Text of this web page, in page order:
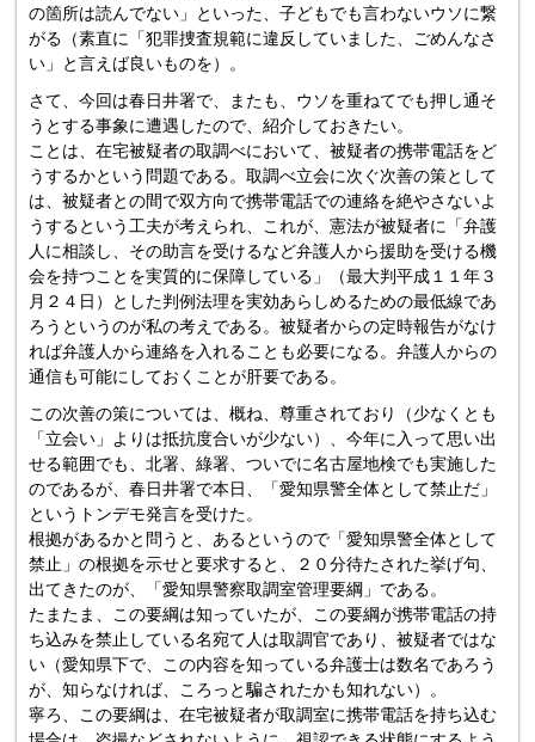
の箇所は読んでない」といった、子どもでも言わないウソに繋
がる（素直に「犯罪捜査規範に違反していました、ごめんなさ
い」と言えば良いものを）。
さて、今回は春日井署で、またも、ウソを重ねてでも押し通そ
うとする事象に遭遇したので、紹介しておきたい。
ことは、在宅被疑者の取調べにおいて、被疑者の携帯電話をど
うするかという問題である。取調べ立会に次ぐ次善の策として
は、被疑者との間で双方向で携帯電話での連絡を絶やさないよ
うするという工夫が考えられ、これが、憲法が被疑者に「弁護
人に相談し、その助言を受けるなど弁護人から援助を受ける機
会を持つことを実質的に保障している」（最大判平成１１年３
月２４日）とした判例法理を実効あらしめるための最低線であ
ろうというのが私の考えである。被疑者からの定時報告がなけ
れば弁護人から連絡を入れることも必要になる。弁護人からの
通信も可能にしておくことが肝要である。
この次善の策については、概ね、尊重されており（少なくとも
「立会い」よりは抵抗度合いが少ない）、今年に入って思い出
せる範囲でも、北署、綠署、ついでに名古屋地検でも実施した
のであるが、春日井署で本日、「愛知県警全体として禁止だ」
というトンデモ発言を受けた。
根拠があるかと問うと、あるというので「愛知県警全体として
禁止」の根拠を示せと要求すると、２０分待たされた挙げ句、
出てきたのが、「愛知県警察取調室管理要綱」である。
たまたま、この要綱は知っていたが、この要綱が携帯電話の持
ち込みを禁止している名宛て人は取調官であり、被疑者ではな
い（愛知県下で、この内容を知っている弁護士は数名であろう
が、知らなければ、ころっと騙されたかも知れない）。
寧ろ、この要綱は、在宅被疑者が取調室に携帯電話を持ち込む